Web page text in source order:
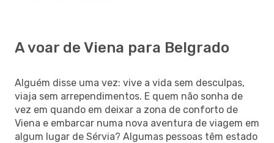
A voar de Viena para Belgrado
Alguém disse uma vez: vive a vida sem desculpas,
viaja sem arrependimentos. E quem não sonha de
vez em quando em deixar a zona de conforto de
Viena e embarcar numa nova aventura de viagem em
algum lugar de Sérvia? Algumas pessoas têm estado